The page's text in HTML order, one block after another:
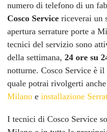
numero di telefono di un
Cosco Service riceverai un
apertura serrature porte a
tecnici del servizio sono
della settimana, 24 ore su
notturne. Cosco Service è
quale potrai rivolgerti
Milano e installazione
I tecnici di Cosco Service